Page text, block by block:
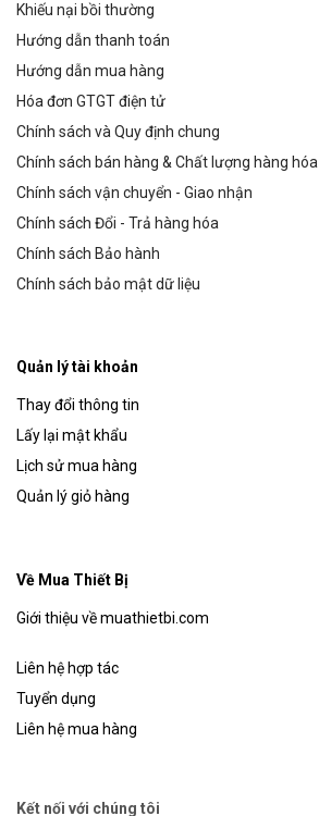
Khiếu nại bồi thường
Hướng dẫn thanh toán
Hướng dẫn mua hàng
Hóa đơn GTGT điện tử
Chính sách và Quy định chung
Chính sách bán hàng & Chất lượng hàng hóa
Chính sách vận chuyển - Giao nhận
Chính sách Đổi - Trả hàng hóa
Chính sách Bảo hành
Chính sách bảo mật dữ liệu
Quản lý tài khoản
Thay đổi thông tin
Lấy lại mật khẩu
Lịch sử mua hàng
Quản lý giỏ hàng
Về Mua Thiết Bị
Giới thiệu về muathietbi.com
Liên hệ hợp tác
Tuyển dụng
Liên hệ mua hàng
Kết nối với chúng tôi